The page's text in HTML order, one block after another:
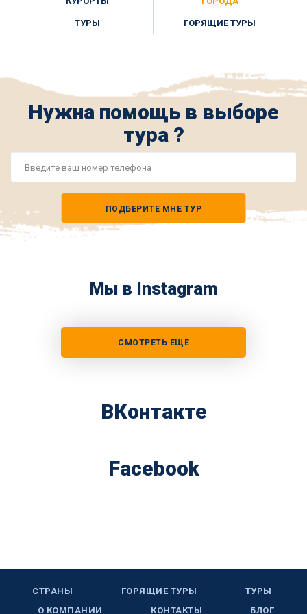
ТУРЫ ГОРЯЩИЕ ТУРЫ
Нужна помощь в выборе
тура ?
ПОДБЕРИТЕ МНЕ ТУР
Мы в Instagram
СМОТРЕТЬ ЕЩЕ
ВКонтакте
Facebook
СТРАНЫ ГОРЯЩИЕ ТУРЫ
ТУРЫ
О КОМПАНИИ
КОНТАКТЫ БЛОГ